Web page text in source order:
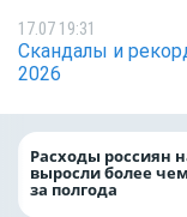
17.07 19:31
Скандалы и
2026
Расходы россиян
выросли более
за полгода